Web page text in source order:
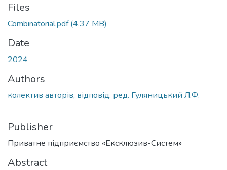
Files
Combinatorial.pdf(4.37 MB)
Date
2024
Authors
колектив авторів, відповід. ред. Гуляницький Л.Ф.
Publisher
Приватне підприємство «Ексклюзив-Систем»
Abstract